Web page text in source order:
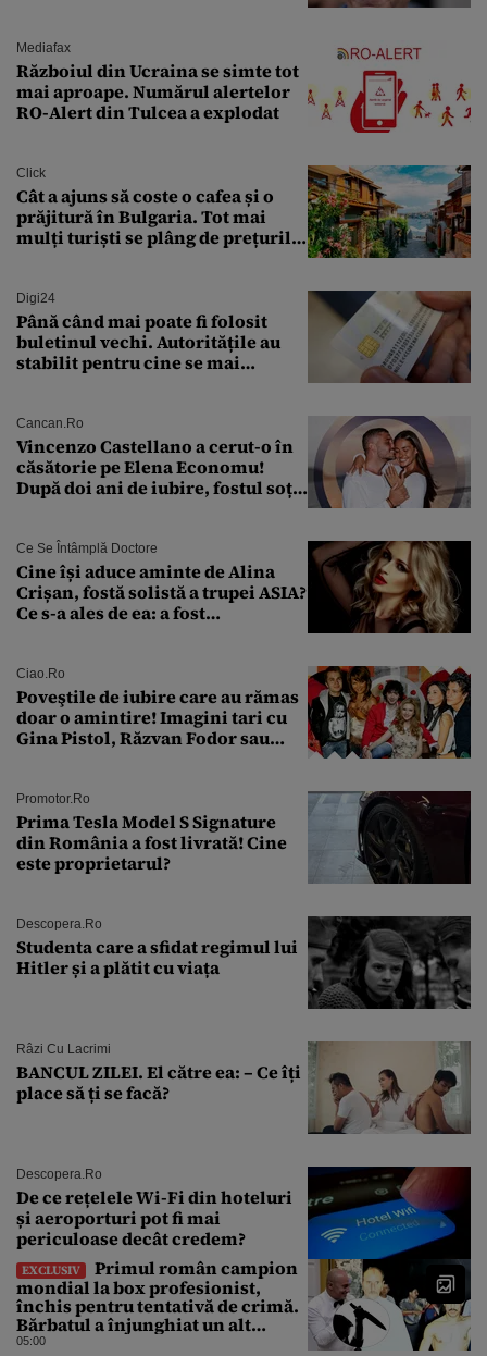
Mediafax
Războiul din Ucraina se simte tot
mai aproape. Numărul alertelor
RO-Alert din Tulcea a explodat
Click
Cât a ajuns să coste o cafea și o
prăjitură în Bulgaria. Tot mai
mulți turiști se plâng de prețurile
Digi24
Până când mai poate fi folosit
buletinul vechi. Autoritățile au
stabilit pentru cine se mai
Cancan.ro
Vincenzo Castellano a cerut-o în
căsătorie pe Elena Economu!
După doi ani de iubire, fostul soț
Ce Se Întâmplă Doctore
Cine își aduce aminte de Alina
Crișan, fostă solistă a trupei ASIA?
Ce s-a ales de ea: a fost
Ciao.ro
Poveştile de iubire care au rămas
doar o amintire! Imagini tari cu
Gina Pistol, Răzvan Fodor sau
Promotor.ro
Prima Tesla Model S Signature
din România a fost livrată! Cine
este proprietarul?
Descopera.ro
Studenta care a sfidat regimul lui
Hitler și a plătit cu viața
Râzi Cu Lacrimi
BANCUL ZILEI. El către ea: – Ce îți
place să ți se facă?
Descopera.ro
De ce rețelele Wi-Fi din hoteluri
și aeroporturi pot fi mai
periculoase decât credem?
EXCLUSIV
Primul român campion
mondial la box profesionist,
închis pentru tentativă de crimă.
Bărbatul a înjunghiat un alt
interlop periculos
05:00